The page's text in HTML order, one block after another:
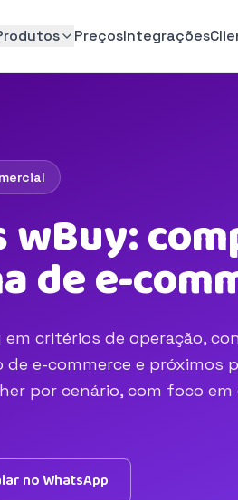
PreçosIntegrações
de e-
critérios de operação,
e-commerce e próximos
por cenário, com foco
no WhatsApp